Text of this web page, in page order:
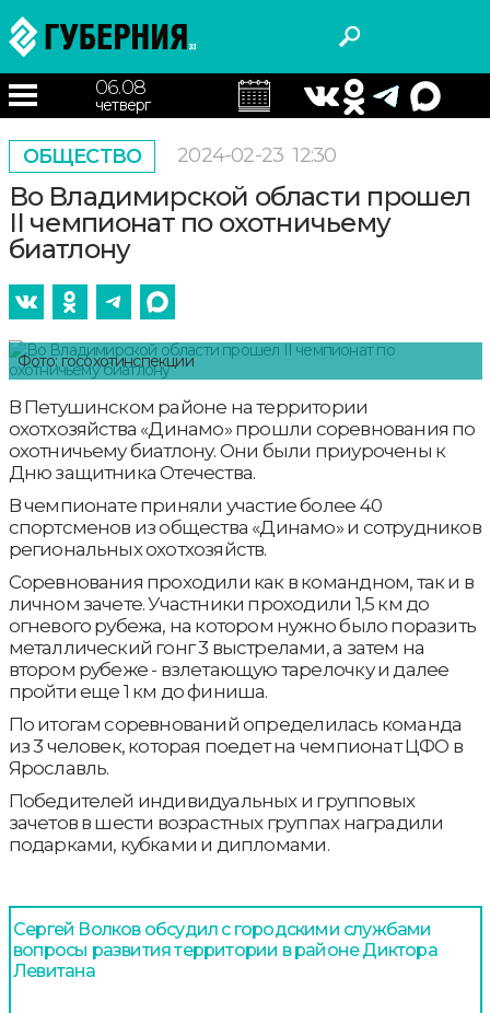
06.08
четверг
ОБЩЕСТВО 2024-02-23 12:30
Во Владимирской области прошел
II чемпионат по охотничьему
биатлону
Фото: госохотинспекции
В Петушинском районе на территории
охотхозяйства «Динамо» прошли соревнования по
охотничьему биатлону. Они были приурочены к
Дню защитника Отечества.
В чемпионате приняли участие более 40
спортсменов из общества «Динамо» и сотрудников
региональных охотхозяйств.
Соревнования проходили как в командном, так и в
личном зачете. Участники проходили 1,5 км до
огневого рубежа, на котором нужно было поразить
металлический гонг 3 выстрелами, а затем на
втором рубеже - взлетающую тарелочку и далее
пройти еще 1 км до финиша.
По итогам соревнований определилась команда
из 3 человек, которая поедет на чемпионат ЦФО в
Ярославль.
Победителей индивидуальных и групповых
зачетов в шести возрастных группах наградили
подарками, кубками и дипломами.
Сергей Волков обсудил с городскими службами
вопросы развития территории в районе Диктора
Левитана